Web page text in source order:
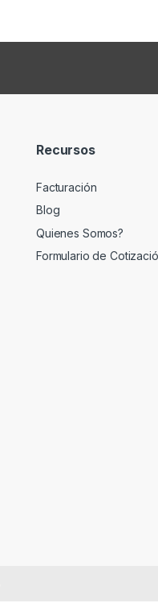
Recursos
Facturación
Blog
Quienes Somos?
Formulario de